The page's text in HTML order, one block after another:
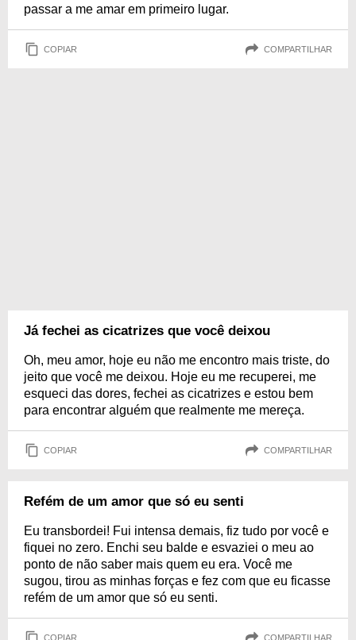
passar a me amar em primeiro lugar.
COPIAR COMPARTILHAR
Já fechei as cicatrizes que você deixou
Oh, meu amor, hoje eu não me encontro mais triste, do
jeito que você me deixou. Hoje eu me recuperei, me
esqueci das dores, fechei as cicatrizes e estou bem
para encontrar alguém que realmente me mereça.
COPIAR COMPARTILHAR
Refém de um amor que só eu senti
Eu transbordei! Fui intensa demais, fiz tudo por você e
fiquei no zero. Enchi seu balde e esvaziei o meu ao
ponto de não saber mais quem eu era. Você me
sugou, tirou as minhas forças e fez com que eu ficasse
refém de um amor que só eu senti.
COPIAR COMPARTILHAR